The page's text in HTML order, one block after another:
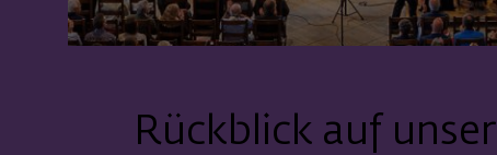
Rückblick auf unser